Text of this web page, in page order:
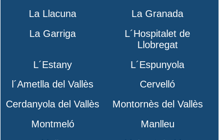
La Llacuna
La Granada
La Garriga
L´Hospitalet de
Llobregat
L´Estany
L´Espunyola
l´Ametlla del Vallès
Cervelló
Cerdanyola del Vallès
Montornès del Vallès
Montmeló
Manlleu